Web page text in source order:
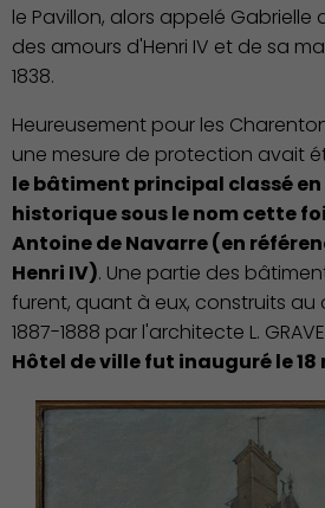
Culture
le Pavillon, alors appelé Gabrielle
des amours d'Henri IV et de sa
1838.
Heureusement pour les
une mesure de protection avait
le bâtiment principal classé en
historique sous le nom cette
Antoine de Navarre (en
Henri IV). Une partie des
furent, quant à eux, construits au
1887-1888 par l'architecte L.
Hôtel de ville fut inauguré le 18